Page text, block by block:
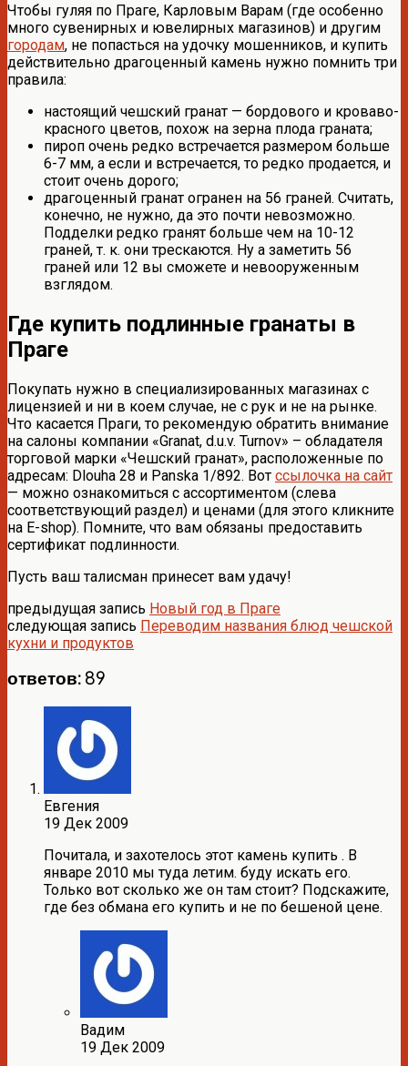
Чтобы гуляя по Праге, Карловым Варам (где особенно
много сувенирных и ювелирных магазинов) и другим
городам, не попасться на удочку мошенников, и купить
действительно драгоценный камень нужно помнить три
правила:
настоящий чешский гранат — бордового и кроваво-
красного цветов, похож на зерна плода граната;
пироп очень редко встречается размером больше
6-7 мм, а если и встречается, то редко продается, и
стоит очень дорого;
драгоценный гранат огранен на 56 граней. Считать,
конечно, не нужно, да это почти невозможно.
Подделки редко гранят больше чем на 10-12
граней, т. к. они трескаются. Ну а заметить 56
граней или 12 вы сможете и невооруженным
взглядом.
Где купить подлинные гранаты в
Праге
Покупать нужно в специализированных магазинах с
лицензией и ни в коем случае, не с рук и не на рынке.
Что касается Праги, то рекомендую обратить внимание
на салоны компании «Granat, d.u.v. Turnov» – обладателя
торговой марки «Чешский гранат», расположенные по
адресам: Dlouha 28 и Panska 1/892. Вот ссылочка на сайт
— можно ознакомиться с ассортиментом (слева
соответствующий раздел) и ценами (для этого кликните
на E-shop). Помните, что вам обязаны предоставить
сертификат подлинности.
Пусть ваш талисман принесет вам удачу!
предыдущая запись Новый год в Праге
следующая запись Переводим названия блюд чешской
кухни и продуктов
ответов: 89
Евгения
19 Дек 2009
Почитала, и захотелось этот камень купить . В
январе 2010 мы туда летим. буду искать его.
Только вот сколько же он там стоит? Подскажите,
где без обмана его купить и не по бешеной цене.
Вадим
19 Дек 2009